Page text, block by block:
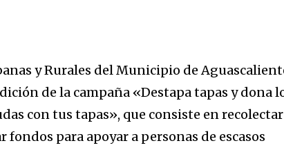
y Rurales del Municipio de
de la campaña «Destapa tapas y dona
con tus tapas», que consiste en recolectar
fondos para apoyar a personas de escasos